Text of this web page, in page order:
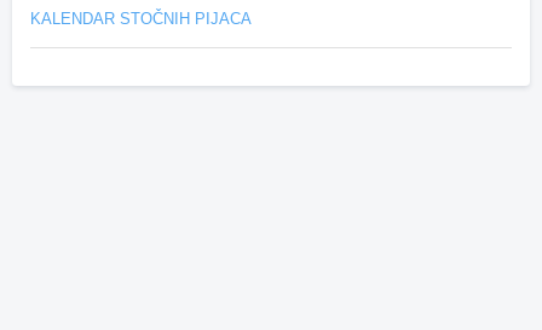
KALENDAR STOČNIH PIJACA